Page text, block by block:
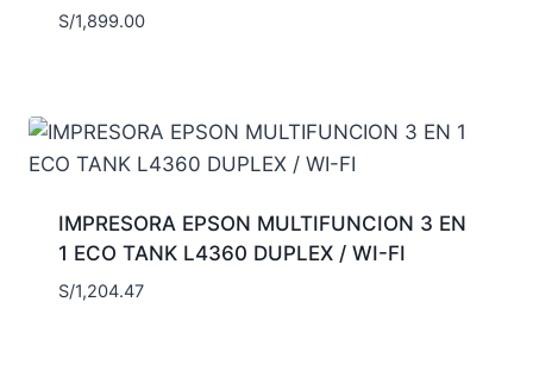
S/1,899.00
IMPRESORA EPSON MULTIFUNCION 3 EN
1 ECO TANK L4360 DUPLEX / WI-FI
S/1,204.47